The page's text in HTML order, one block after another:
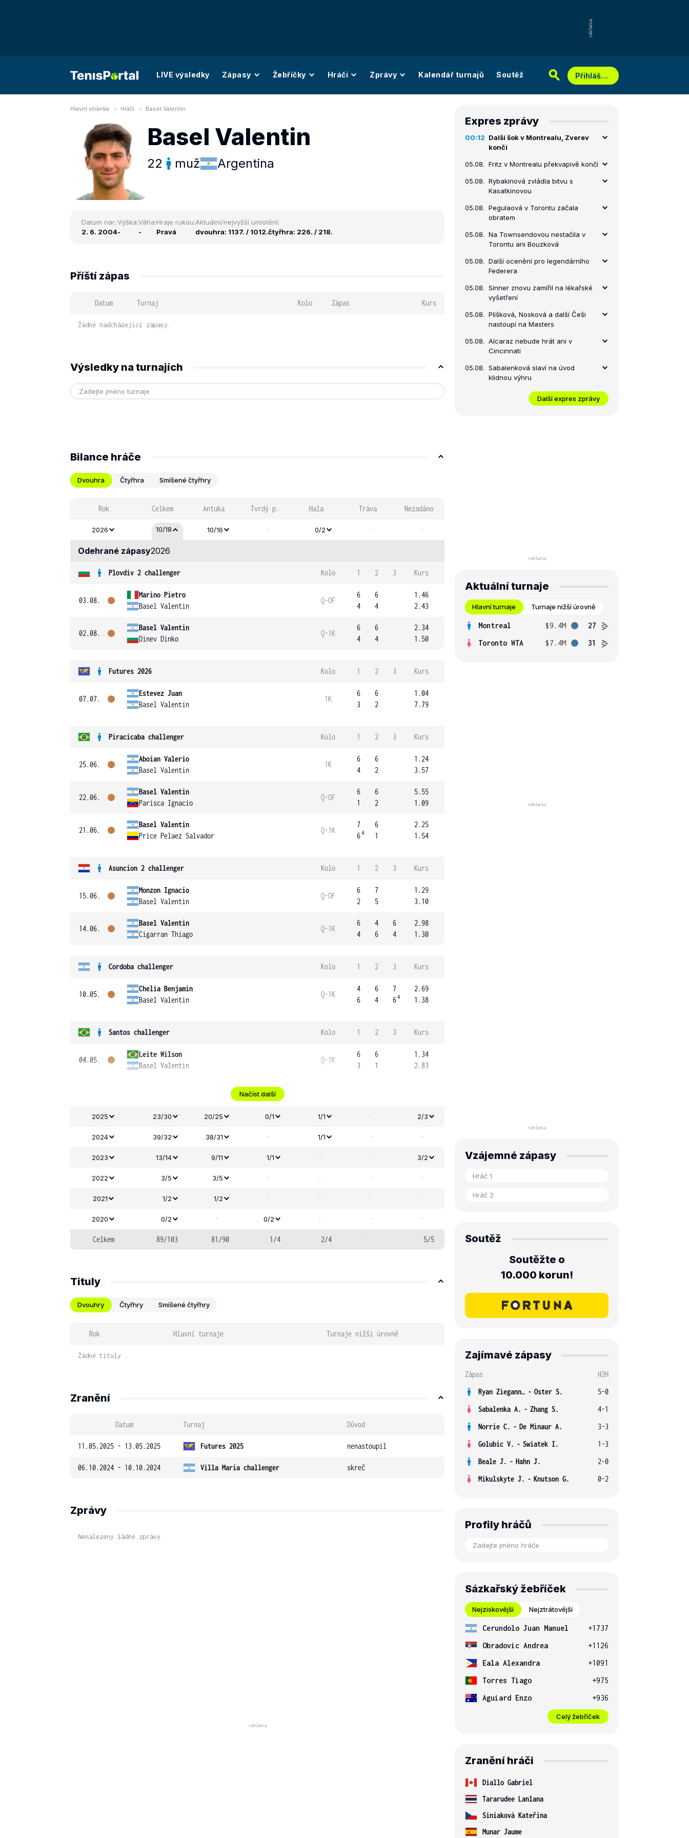
LIVE výsledky Zápasy Žebříčky Hráči Zprávy Kalendář turnajů Soutěž Přihlášení
Hlavní stránka Hráči Basel Valentin
Basel Valentin
22 muž Argentina
Datum nar.:
2. 6. 2004
Výška:
-
Váha:
-
Hraje rukou:
Pravá
Aktuální/nejvyšší umístění:
dvouhra: 1137. / 1012.čtyřhra: 226. / 218.
Příští zápas
Datum Turnaj Kolo Zápas Kurs
Žádné nadcházející zápasy.
Výsledky na turnajích
Bilance hráče
Dvouhra Čtyřhra Smíšené čtyřhry
Rok Celkem Antuka Tvrdý p. Hala Tráva Nezadáno
2026 10/18 10/16 - 0/2 - -
Odehrané zápasy2026
Plovdiv 2 challenger Kolo 1 2 3 Kurs
03.08.
Marino Pietro
Basel Valentin
Q-OF
6
4
6
4
1.46
2.43
02.08.
Basel Valentin
Dinev Dinko
Q-1K
6
4
6
4
2.34
1.50
Futures 2026 Kolo 1 2 3 Kurs
07.07.
Estevez Juan
Basel Valentin
1K
6
3
6
2
1.04
7.79
Piracicaba challenger Kolo 1 2 3 Kurs
25.06.
Aboian Valerio
Basel Valentin
1K
6
4
6
2
1.24
3.57
22.06.
Basel Valentin
Parisca Ignacio
Q-OF
6
1
6
2
5.55
1.09
21.06.
Basel Valentin
Price Pelaez Salvador
Q-1K
7
64
6
1
2.25
1.54
Asuncion 2 challenger Kolo 1 2 3 Kurs
15.06.
Monzon Ignacio
Basel Valentin
Q-OF
6
2
7
5
1.29
3.10
14.06.
Basel Valentin
Cigarran Thiago
Q-1K
6
4
4
6
6
4
2.98
1.30
Cordoba challenger Kolo 1 2 3 Kurs
10.05.
Chelia Benjamin
Basel Valentin
Q-1K
4
6
6
4
7
64
2.69
1.38
Santos challenger Kolo 1 2 3 Kurs
04.05.
Leite Wilson
Basel Valentin
Q-1K
6
3
6
1
1.34
2.83
Načíst další
2025 23/30 20/25 0/1 1/1 - 2/3
2024 39/32 38/31 - 1/1 - -
2023 13/14 9/11 1/1 - - 3/2
2022 3/5 3/5 - - - -
2021 1/2 1/2 - - - -
2020 0/2 - 0/2 - - -
Celkem 89/103 81/90 1/4 2/4 - 5/5
Tituly
Dvouhry Čtyřhry Smíšené čtyřhry
Rok Hlavní turnaje Turnaje nižší úrovně
Žádné tituly
Zranění
Datum Turnaj Důvod
11.05.2025 - 13.05.2025 Futures 2025 nenastoupil
06.10.2024 - 10.10.2024 Villa Maria challenger skreč
Zprávy
Nenalezeny žádné zprávy.
Expres zprávy
00:12 Další šok v Montrealu, Zverev
končí
05.08. Fritz v Montrealu překvapivě končí
05.08. Rybakinová zvládla bitvu s
Kasatkinovou
05.08. Pegulaová v Torontu začala
obratem
05.08. Na Townsendovou nestačila v
Torontu ani Bouzková
05.08. Další ocenění pro legendárního
Federera
05.08. Sinner znovu zamířil na lékařské
vyšetření
05.08. Plíšková, Nosková a další Češi
nastoupí na Masters
05.08. Alcaraz nebude hrát ani v
Cincinnati
05.08. Sabalenková slaví na úvod
klidnou výhru
Další expres zprávy
Aktuální turnaje
Hlavní turnaje Turnaje nižší úrovně
Montreal $9.4M
27
Toronto WTA
$7.4M 31
Vzájemné zápasy
Soutěž
Soutěžte o
10.000 korun!
Zajímavé zápasy
Zápas
H2H
Ryan Ziegann S. - Oster S.
5-0
Sabalenka A. - Zhang S.
4-1
Norrie C. - De Minaur A.
3-3
Golubic V. - Swiatek I.
1-3
Beale J. - Hahn J.
2-0
Mikulskyte J. - Knutson G. 0-2
Profily hráčů
Sázkařský žebříček
Nejziskovější Nejztrátovější
Cerundolo Juan Manuel
+1737
Obradovic Andrea
+1126
Eala Alexandra
+1091
Torres Tiago
+975
Aguiard Enzo
+936
Celý žebříček
Zranění hráči
Diallo Gabriel
Tararudee Lanlana
Siniaková Kateřina
Munar Jaume